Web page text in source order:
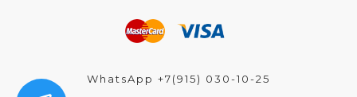
WhatsApp +7(915) 030-10-25